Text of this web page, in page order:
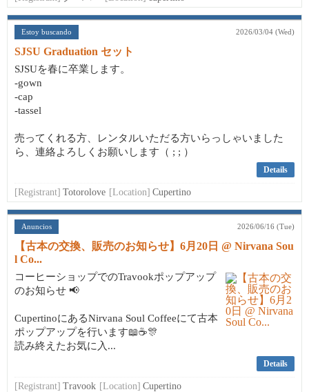
Estoy buscando 2026/03/04 (Wed)
SJSU Graduation セット
SJSUを春に卒業します。
-gown
-cap
-tassel
売ってくれる方、レンタルいただる方いらっしゃいました
ら、連絡よろしくお願いします（ ; ; ）
Details
[Registrant] Totorolove [Location] Cupertino
Anuncios 2026/06/16 (Tue)
【古本の交換、販売のお知らせ】6月20日 @ Nirvana Sou
l Co...
コーヒーショップでのTravookポップアップ
のお知らせ 📢
CupertinoにあるNirvana Soul Coffeeにて古本
ポップアップを行います📖☕🎊
読み終えたお気に入...
Details
[Registrant] Travook [Location] Cupertino